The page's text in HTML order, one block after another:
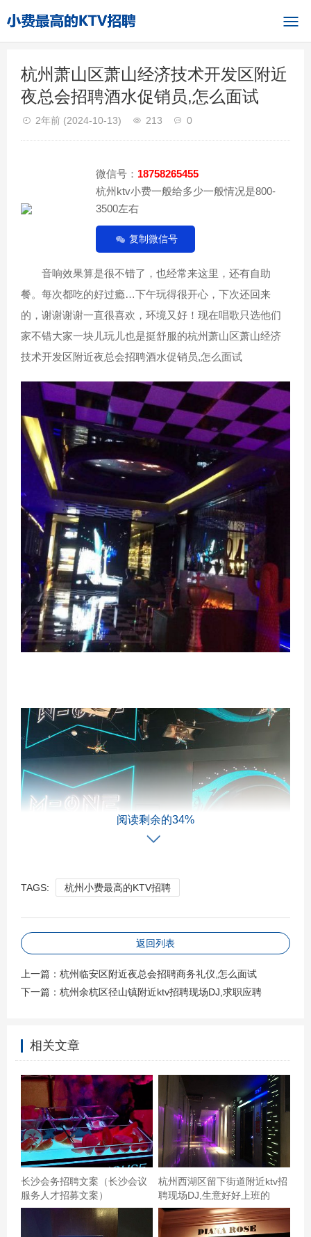
杭州萧山区萧山经济技术开发区附近
夜总会招聘酒水促销员,怎么面试
2年前 (2024-10-13) 213 0
微信号： 18758265455
杭州ktv小费一般给多少一般情况是800-
3500左右
复制微信号
音响效果算是很不错了，也经常来这里，还有自助
餐。每次都吃的好过瘾…下午玩得很开心，下次还回来
的，谢谢谢谢一直很喜欢，环境又好！现在唱歌只选他们
家不错大家一块儿玩儿也是挺舒服的杭州萧山区萧山经济
技术开发区附近夜总会招聘酒水促销员,怎么面试
差评！由于朋友网不好，所以用我的账号付，一开始说支
付宝可以付，我以为直接付，然后服务人员直接拿了手机
不知道干什么，还问了手机号，结果是给我注册了大众的
减，当时觉得还挺优惠的，谁知道减了过后，和原价一
样！而且本来是3小时欢唱，莫名其妙变成了2小时。而且
工作人员服务态度一样，话筒没电，等了10分钟才到。而
且重点是很讨厌陌生人摆弄自己的手机，还注册会员，都
不说一声，反正以后不会再来了！,杭州萧山区萧山经济技
术开发区附近夜总会招聘酒水促销员,怎么面试 知道要预
约，所以提前好久打电话，可没有一个接的，到那里说打
电话预约没人接，要求看我电话证实，我呵呵了，本来就
不是我们的问题，打一个不接可能是你们人不在，在不同
时段打三个四个五个也不接那就是你们自己的问题了，还
阅读剩余的34%
TAGS: 杭州小费最高的KTV招聘
返回列表
上一篇： 杭州临安区附近夜总会招聘商务礼仪,怎么面试
下一篇： 杭州余杭区径山镇附近ktv招聘现场DJ,求职应聘
相关文章
长沙会务招聘文案（长沙会议
服务人才招募文案）
杭州西湖区留下街道附近ktv招
聘现场DJ,生意好好上班的